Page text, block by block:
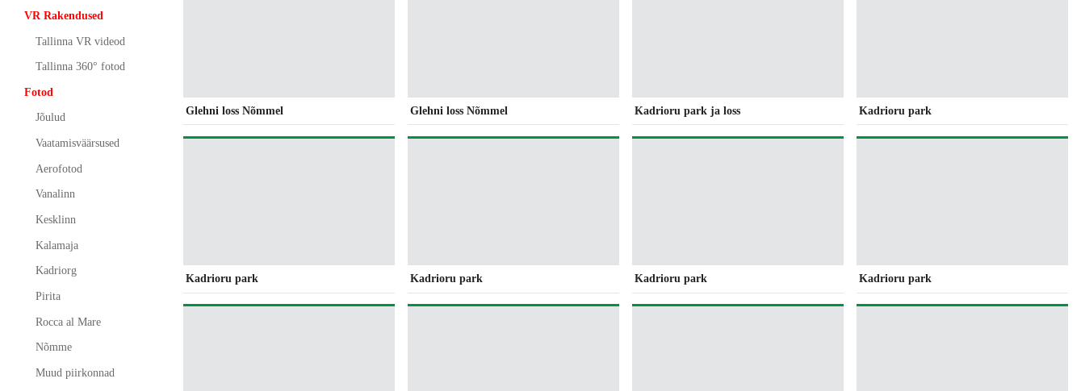
VR Rakendused
Tallinna VR videod
Tallinna 360° fotod
Fotod
Jõulud
Vaatamisväärsused
Aerofotod
Vanalinn
Kesklinn
Kalamaja
Kadriorg
Pirita
Rocca al Mare
Nõmme
Muud piirkonnad
Glehni loss Nõmmel Glehni loss Nõmmel Kadrioru park ja loss Kadrioru park
Kadrioru park Kadrioru park Kadrioru park Kadrioru park